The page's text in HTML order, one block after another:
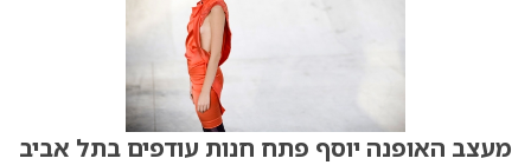
מעצב האופנה יוסף פתח חנות עודפים בתל אביב